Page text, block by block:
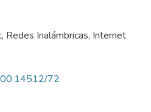
, Redes Inalámbricas, Internet
72